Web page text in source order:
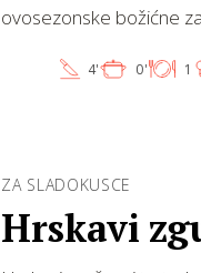
ovosezonske božićne
4' 0' 1
ZA SLADOKUSCE
Hrskavi